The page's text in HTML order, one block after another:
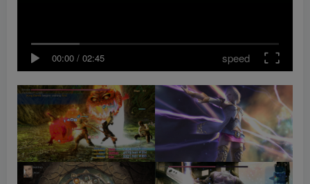
00:00 / 02:45 speed